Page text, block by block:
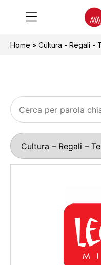
Home » Cultura - Regali -